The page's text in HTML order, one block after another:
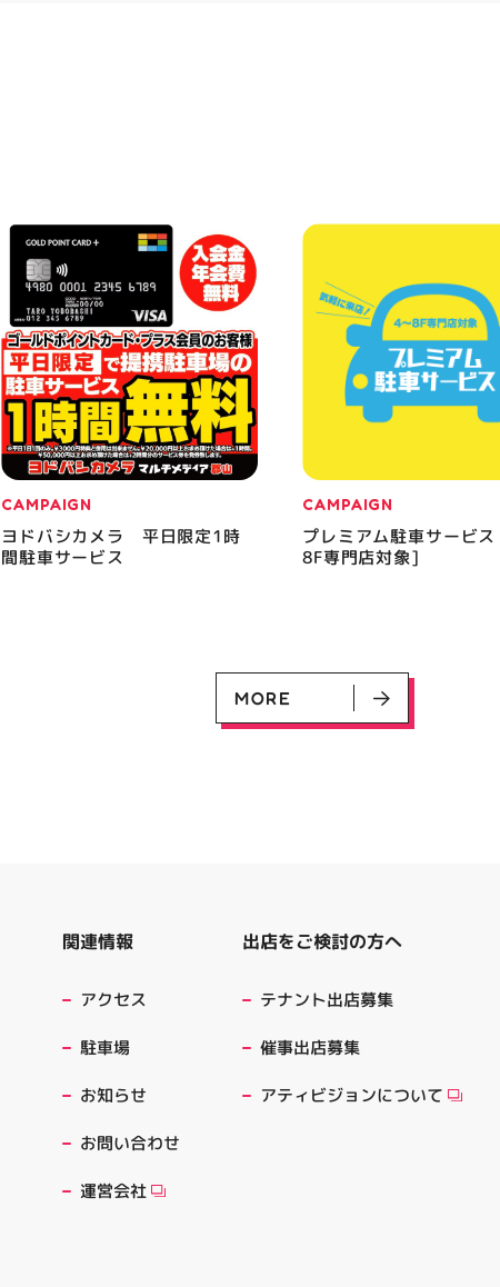
CAMPAIGN
ヨドバシカメラ 平日限定1時
間駐車サービス
CAMPAIGN
プレミアム駐車サービ
8F専門店対象]
MORE
関連情報
アクセス
駐車場
お知らせ
お問い合わせ
運営会社
出店をご検討の方へ
テナント出店募集
催事出店募集
アティビジョンについて